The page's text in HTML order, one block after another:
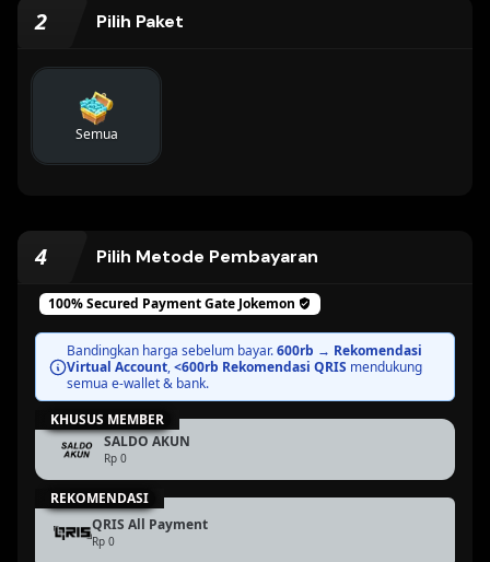
2 Pilih Paket
Semua
4 Pilih Metode Pembayaran
100% Secured Payment Gate Jokemon
Bandingkan harga sebelum bayar.600rb → Rekomendasi
Virtual Account,<600rb Rekomendasi QRIS mendukung
semua e-wallet & bank.
SALDO AKUN
Rp 0
BEST PRICE
KHUSUS MEMBER
QRIS All Payment
Rp 0
BEST PRICE
REKOMENDASI